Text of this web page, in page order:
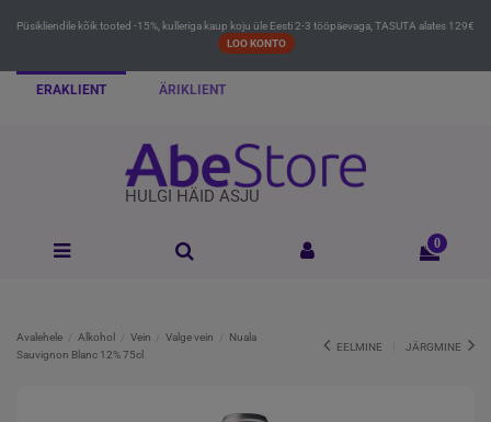
Püsikliendile kõik tooted -15%, kulleriga kaup koju üle Eesti 2-3 tööpäevaga, TASUTA alates 129€
LOO KONTO
ERAKLIENT ÄRIKLIENT
HULGI HÄID ASJU
0
Avalehele Alkohol Vein Valge vein
Nuala
Sauvignon Blanc 12% 75cl
EELMINE JÄRGMINE